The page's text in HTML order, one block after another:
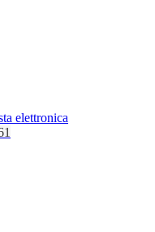
elettronica